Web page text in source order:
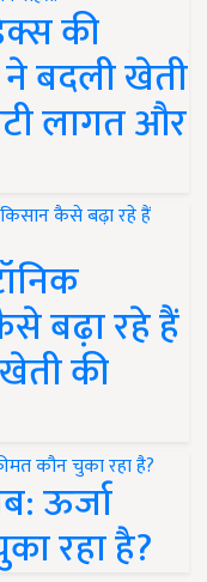
की
बदली खेती
लागत और
बढ़ा रहे हैं
की
ऊर्जा
रहा है?